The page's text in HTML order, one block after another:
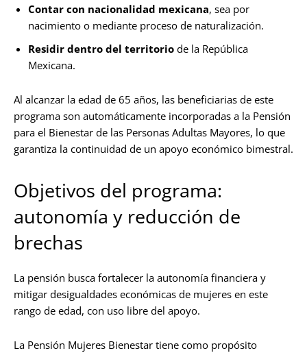
Contar con nacionalidad mexicana, sea por
nacimiento o mediante proceso de naturalización.
Residir dentro del territorio de la República
Mexicana.
Al alcanzar la edad de 65 años, las beneficiarias de este
programa son automáticamente incorporadas a la Pensión
para el Bienestar de las Personas Adultas Mayores, lo que
garantiza la continuidad de un apoyo económico bimestral.
Objetivos del programa:
autonomía y reducción de
brechas
La pensión busca fortalecer la autonomía financiera y
mitigar desigualdades económicas de mujeres en este
rango de edad, con uso libre del apoyo.
La Pensión Mujeres Bienestar tiene como propósito